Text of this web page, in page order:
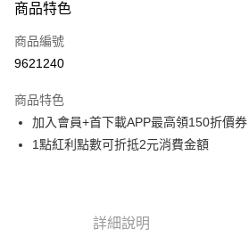
信用卡一次付款
超商取貨付款
Apple Pay
悠遊付
商品特色
商品編號
9621240
商品特色
加入會員+首下載APP最高領150折價券
1點紅利點數可折抵2元消費金額
詳細說明